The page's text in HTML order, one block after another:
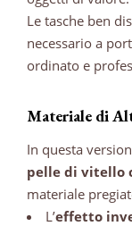
Le tasche ben
necessario a
ordinato e
Materiale di
In questa
pelle di vitello
materiale
L’effetto